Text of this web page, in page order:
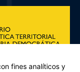
fines analíticos y